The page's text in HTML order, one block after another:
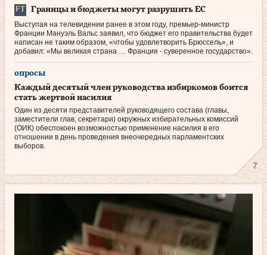
Границы и бюджеты могут разрушить ЕС
Выступая на телевидении ранее в этом году, премьер-министр
Франции Мануэль Вальс заявил, что бюджет его правительства будет
написан не таким образом, «чтобы удовлетворить Брюссель», и
добавил: «Мы великая страна … Франция - суверенное государство».
опросы
Каждый десятый член руководства избиркомов боится
стать жертвой насилия
Один из десяти представителей руководящего состава (главы,
заместители глав, секретари) окружных избирательных комиссий
(ОИК) обеспокоен возможностью применение насилия в его
отношении в день проведения внеочередных парламентских
выборов.
7